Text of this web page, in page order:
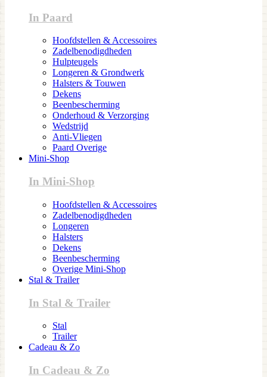
In Paard
Hoofdstellen & Accessoires
Zadelbenodigdheden
Hulpteugels
Longeren & Grondwerk
Halsters & Touwen
Dekens
Beenbescherming
Onderhoud & Verzorging
Wedstrijd
Anti-Vliegen
Paard Overige
Mini-Shop
In Mini-Shop
Hoofdstellen & Accessoires
Zadelbenodigdheden
Longeren
Halsters
Dekens
Beenbescherming
Overige Mini-Shop
Stal & Trailer
In Stal & Trailer
Stal
Trailer
Cadeau & Zo
In Cadeau & Zo